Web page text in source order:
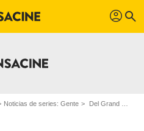
profil search
Noticias de series: Gente Del Grand Prix a la temporada 3 de 'Entrevías': Michelle Calvó, la actriz canaria que se ha merendado la pequeña pantalla en 2023